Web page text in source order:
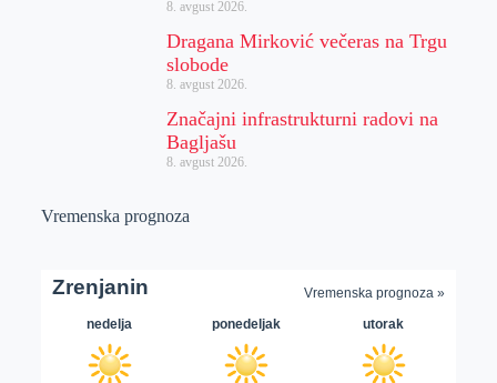
8. avgust 2026.
Dragana Mirković večeras na Trgu
slobode
8. avgust 2026.
Značajni infrastrukturni radovi na
Bagljašu
8. avgust 2026.
Vremenska prognoza